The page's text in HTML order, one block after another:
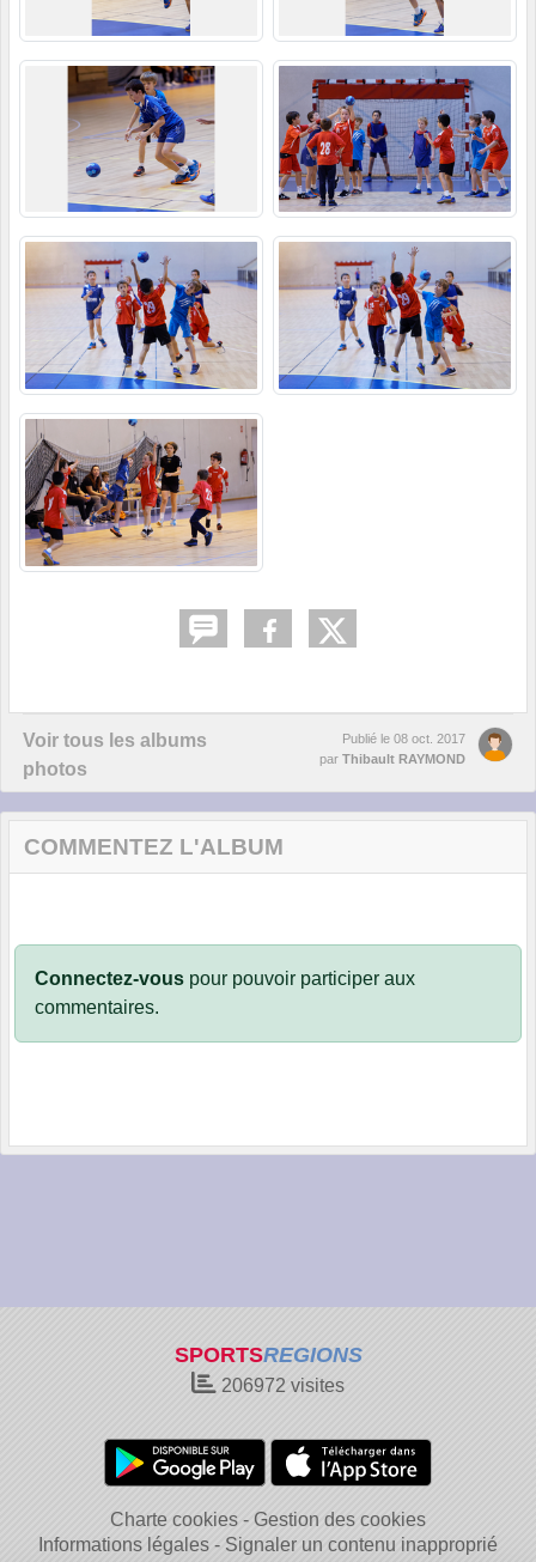
Voir tous les albums
photos
Publié le 08 oct. 2017
par Thibault RAYMOND
COMMENTEZ L'ALBUM
Connectez-vous pour pouvoir participer aux
commentaires.
SPORTSREGIONS
206972 visites
Charte cookies
Gestion des cookies
Informations légales
Signaler un contenu inapproprié